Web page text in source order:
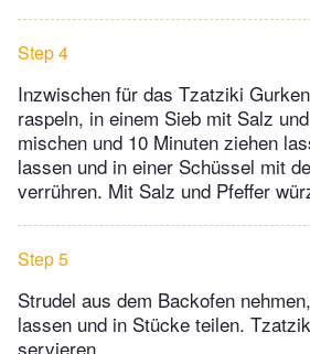
Step 4
Inzwischen für das Tzatziki
raspeln, in einem Sieb mit Salz
mischen und 10 Minuten ziehen
lassen und in einer Schüssel mit
verrühren. Mit Salz und Pfeffer
Step 5
Strudel aus dem Backofen
lassen und in Stücke teilen.
servieren.